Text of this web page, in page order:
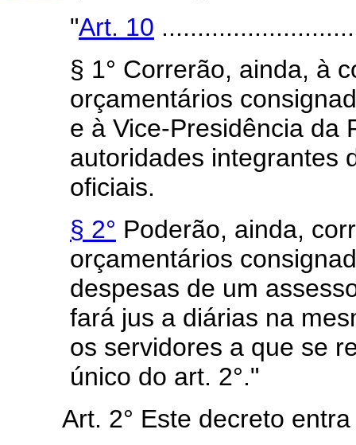
"Art. 10
§ 1° Correrão, ainda, à
orçamentários
e à Vice-Presidência da
autoridades integrantes
oficiais.
§ 2° Poderão, ainda,
orçamentários
despesas de um
fará jus a diárias na
os servidores a que se
único do art. 2°."
Art. 2° Este decreto entra